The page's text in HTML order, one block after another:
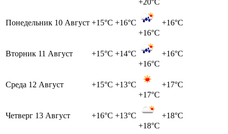
Понедельник 10 Август +15°C +16°C
+16°C
+16°C
Вторник 11 Август +15°C +14°C
+16°C
+16°C
Среда 12 Август +15°C +13°C
+17°C
+17°C
Четверг 13 Август +16°C +13°C
+18°C
+18°C